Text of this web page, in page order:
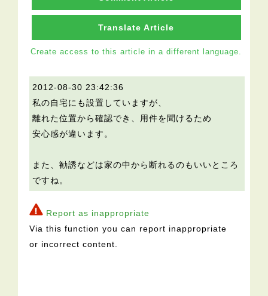
Translate Article
Create access to this article in a different language.
2012-08-30 23:42:36
私の自宅にも設置していますが、
離れた位置から確認でき、用件を聞けるため
安心感が違います。
また、勧誘などは家の中から断れるのもいいところ
ですね。
Report as inappropriate
Via this function you can report inappropriate
or incorrect content.